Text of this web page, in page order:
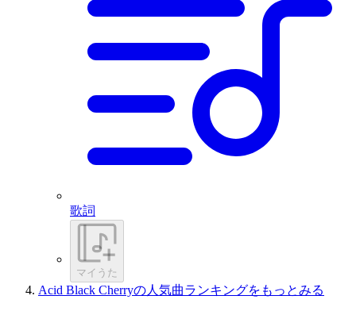
歌詞
マイうた
Acid Black Cherryの人気曲ランキングをもっとみる